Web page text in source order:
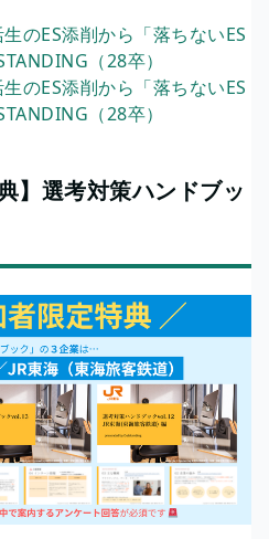
のES添削から「落ちないES
（28卒）
のES添削から「落ちないES
（28卒）
】選考対策ハンドブッ